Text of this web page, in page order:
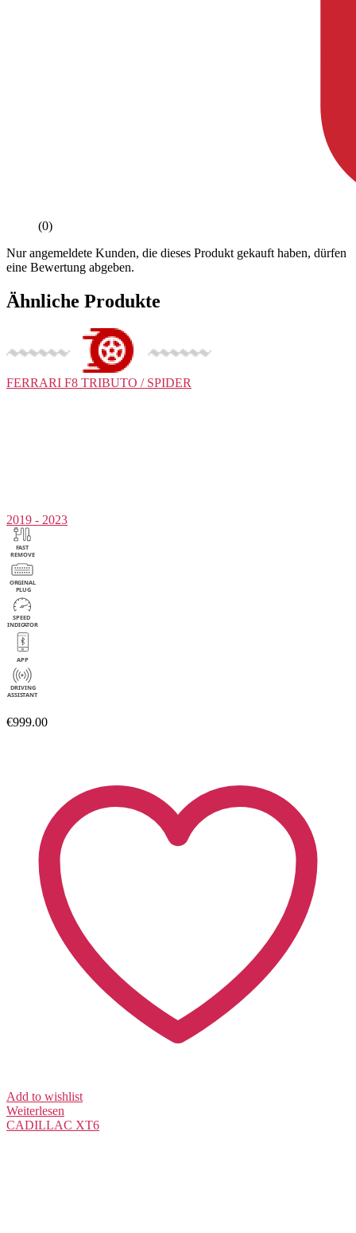
(0)
Nur angemeldete Kunden, die dieses Produkt gekauft haben, dürfen
eine Bewertung abgeben.
Ähnliche Produkte
FERRARI F8 TRIBUTO / SPIDER
2019 - 2023
€999.00
Add to wishlist
Weiterlesen
CADILLAC XT6